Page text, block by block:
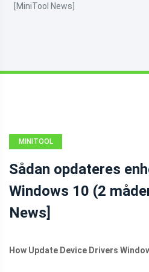
[MiniTool News]
MINITOOL
Sådan opdateres
Windows 10 (2
News]
How Update Device Drivers